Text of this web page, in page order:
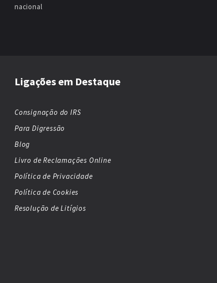
nacional
Ligações em Destaque
Consignação do IRS
Para Digressão
Blog
Livro de Reclamações Online
Política de Privacidade
Política de Cookies
Resolução de Litígios